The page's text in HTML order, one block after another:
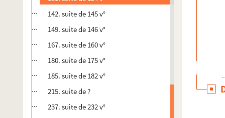
142. suite de 145 v°
149. suite de 146 v°
167. suite de 160 v°
180. suite de 175 v°
185. suite de 182 v°
215. suite de ?
237. suite de 232 v°